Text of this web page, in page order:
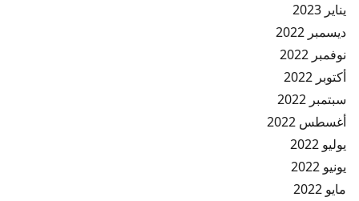
يناير 2023
ديسمبر 2022
نوفمبر 2022
أكتوبر 2022
سبتمبر 2022
أغسطس 2022
يوليو 2022
يونيو 2022
مايو 2022